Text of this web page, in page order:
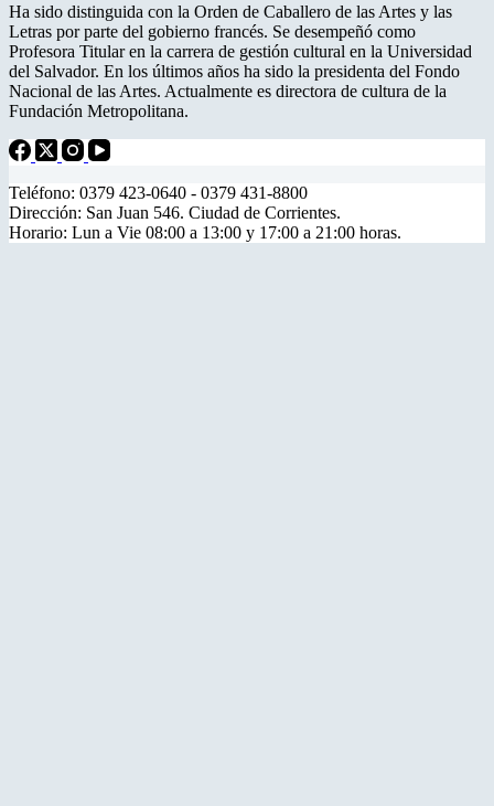
Ha sido distinguida con la Orden de Caballero de las Artes y las
Letras por parte del gobierno francés. Se desempeñó como
Profesora Titular en la carrera de gestión cultural en la Universidad
del Salvador. En los últimos años ha sido la presidenta del Fondo
Nacional de las Artes. Actualmente es directora de cultura de la
Fundación Metropolitana.
Teléfono: 0379 423-0640 - 0379 431-8800
Dirección: San Juan 546. Ciudad de Corrientes.
Horario: Lun a Vie 08:00 a 13:00 y 17:00 a 21:00 horas.